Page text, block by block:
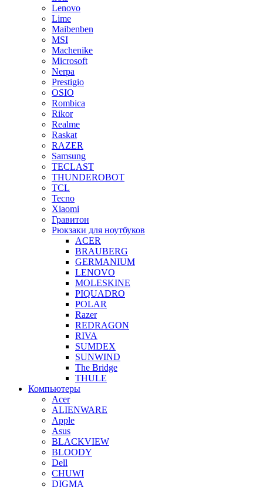
Lenovo
Lime
Maibenben
MSI
Machenike
Microsoft
Nerpa
Prestigio
OSIO
Rombica
Rikor
Realme
Raskat
RAZER
Samsung
TECLAST
THUNDEROBOT
TCL
Tecno
Xiaomi
Гравитон
Рюкзаки для ноутбуков
ACER
BRAUBERG
GERMANIUM
LENOVO
MOLESKINE
PIQUADRO
POLAR
Razer
REDRAGON
RIVA
SUMDEX
SUNWIND
The Bridge
THULE
Компьютеры
Acer
ALIENWARE
Apple
Asus
BLACKVIEW
BLOODY
Dell
CHUWI
DIGMA